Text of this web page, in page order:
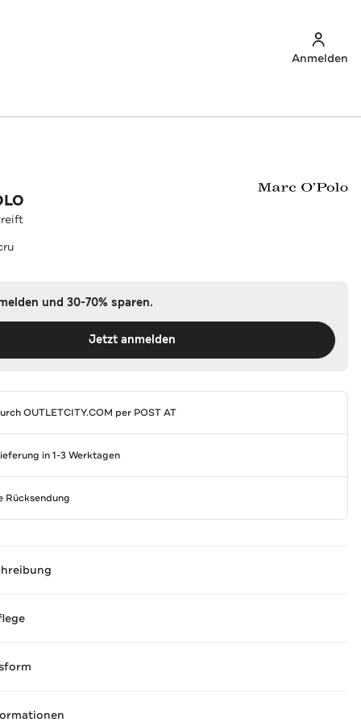
Anmelden
und 30-70% sparen.
Jetzt anmelden
OUTLETCITY.COM per POST AT
in 1-3 Werktagen
Rücksendung